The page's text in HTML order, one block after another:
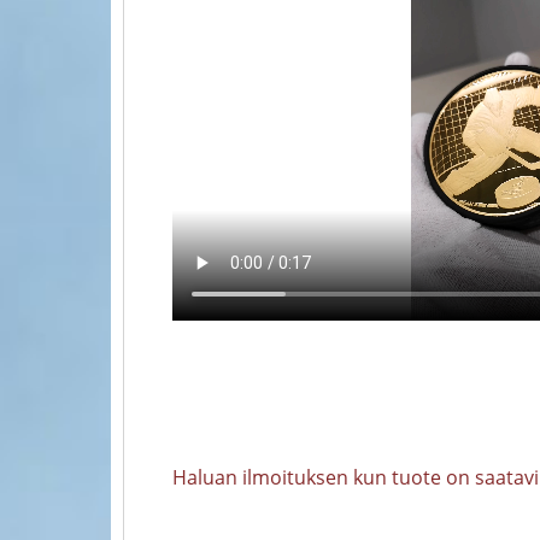
Haluan ilmoituksen kun tuote on